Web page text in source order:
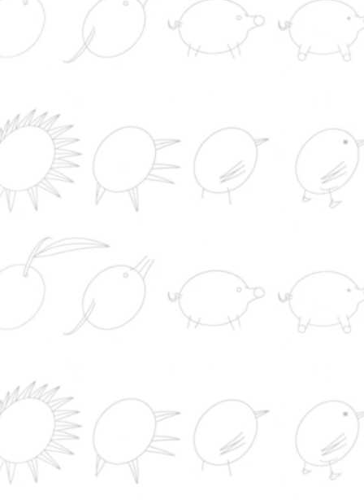
La Xunta prohíbe la 'ruta del narcotráfico' en
que promovía Laureano Oubiña
delitos de traición y contra la seguridad del
la "invasión" de Ceuta
El incendio forestal en Niebla (Huelva) obliga al
desalojo de unas 340 personas de varias
El Rey queda segundo en la Copa del Rey
Vela con el nuevo barco de la Armada
CONTACTO